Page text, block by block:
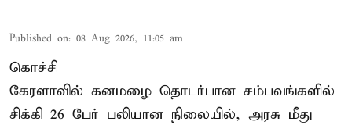
Published on: 08 Aug 2026, 11:05 am
கொச்சி
கேரளாவில் கனமழை தொடர்பான சம்பவங்களில்
சிக்கி 26 பேர் பலியான நிலையில், அரசு மீது